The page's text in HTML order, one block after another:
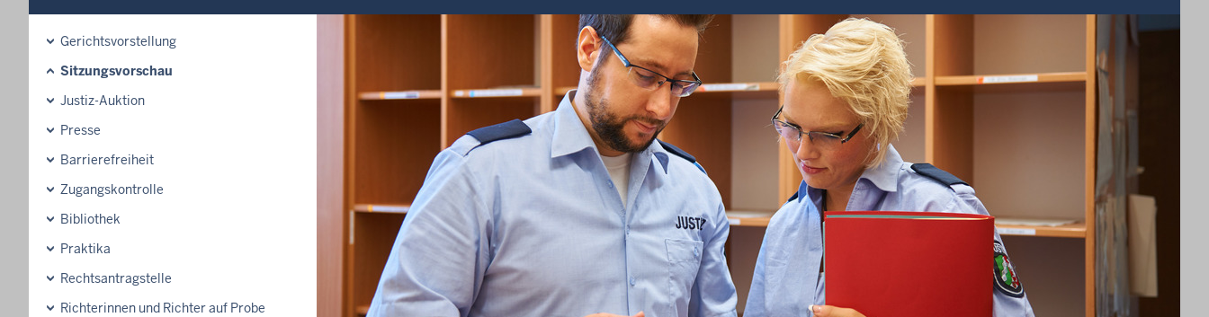
Gerichtsvorstellung
Sitzungsvorschau
Justiz-Auktion
Presse
Barrierefreiheit
Zugangskontrolle
Bibliothek
Praktika
Rechtsantragstelle
Richterinnen und Richter auf Probe